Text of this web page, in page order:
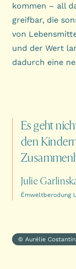
kommen – all
greifbar, die
von
und der Wert
dadurch eine
Es geht
den
Julie
Ëmweltberodung
© Aurélie